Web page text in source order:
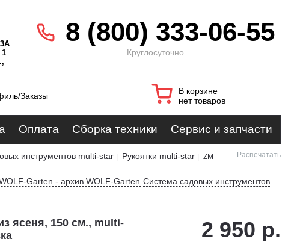
1
8 (800) 333-06-55
Круглосуточно
Заказы
В корзине
нет товаров
Оплата Сборка техники Сервис и запчасти
инструментов multi-star Рукоятки multi-star
ZM
Распечатать
Garten - архив WOLF-Garten Система садовых инструментов
ясеня, 150 см., multi-
2 950 р.